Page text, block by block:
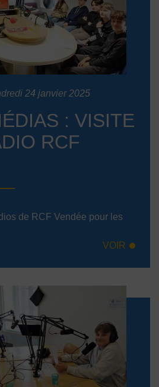
24 janvier 2025
: VISITE
RCF
de RCF Vendée pour les
VOIR